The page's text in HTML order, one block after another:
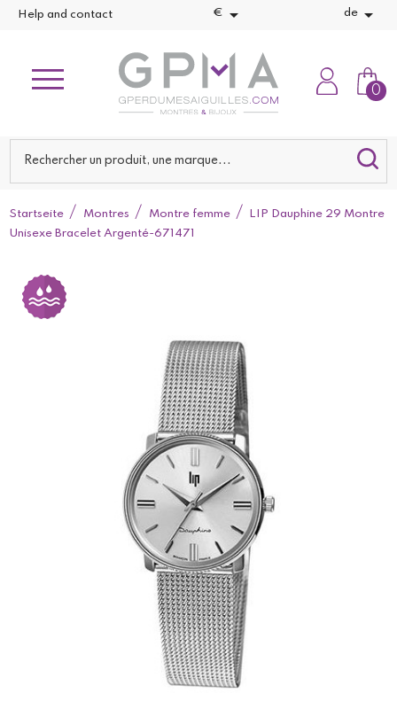
Help and contact €  de 
0
Startseite Montres Montre femme
LIP Dauphine 29 Montre
Unisexe Bracelet Argenté-671471